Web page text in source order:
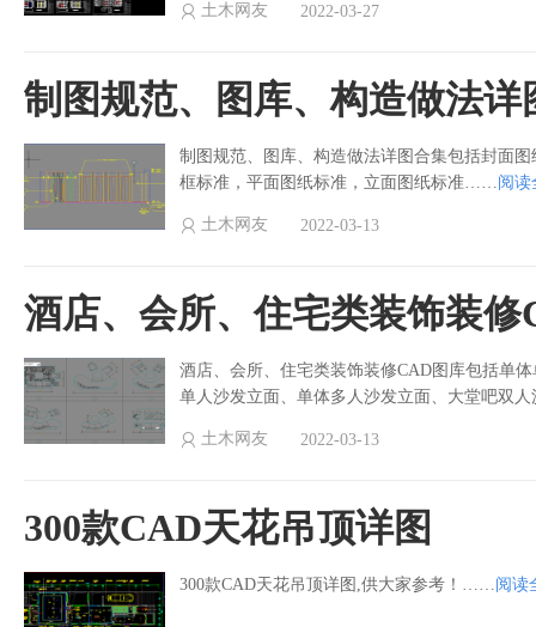
土木网友 2022-03-27
制图规范、图库、构造做法详
制图规范、图库、构造做法详图合集包括封面
框标准，平面图纸标准，立面图纸标准……阅读
土木网友 2022-03-13
酒店、会所、住宅类装饰装修
酒店、会所、住宅类装饰装修CAD图库包括单
单人沙发立面、单体多人沙发立面、大堂吧双
土木网友 2022-03-13
300款CAD天花吊顶详图
300款CAD天花吊顶详图,供大家参考！……阅读